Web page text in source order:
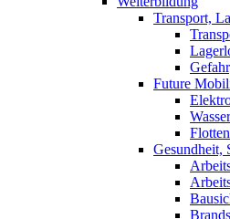
Transport,
Future
Gesundheit,